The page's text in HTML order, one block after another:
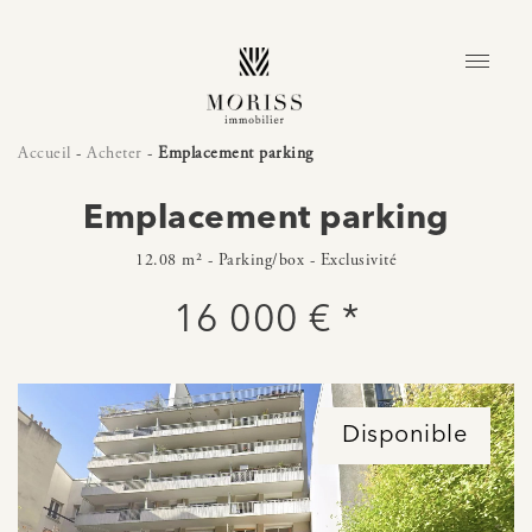
Accueil - Acheter - Emplacement parking
Emplacement parking
12.08 m² - Parking/box - Exclusivité
16 000 € *
Disponible